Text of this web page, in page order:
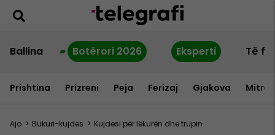
Ballina Botërori 2026 Eksperti Të
Prishtina Prizreni Peja Ferizaj Gjakova
Ajo > Bukuri-kujdes > Kujdesi për lëkurën dhe trupin